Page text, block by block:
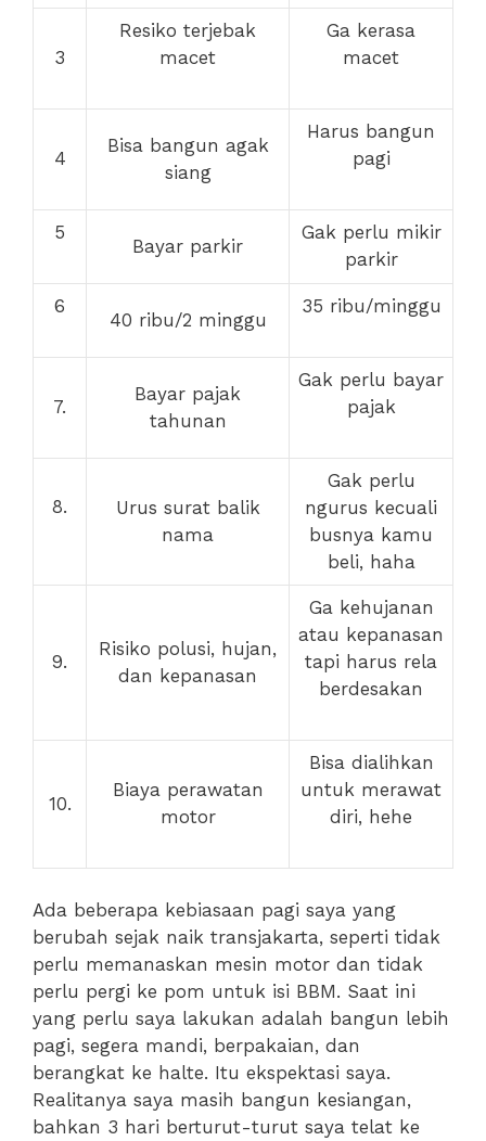
3
Resiko terjebak
macet
Ga kerasa
macet
4
Bisa bangun agak
siang
Harus bangun
pagi
5
Bayar parkir
Gak perlu mikir
parkir
6
40 ribu/2 minggu
35 ribu/minggu
7.
Bayar pajak
tahunan
Gak perlu bayar
pajak
8.
Urus surat balik
nama
Gak perlu
ngurus kecuali
busnya kamu
beli, haha
9.
Risiko polusi, hujan,
dan kepanasan
Ga kehujanan
atau kepanasan
tapi harus rela
berdesakan
10.
Biaya perawatan
motor
Bisa dialihkan
untuk merawat
diri, hehe
Ada beberapa kebiasaan pagi saya yang
berubah sejak naik transjakarta, seperti tidak
perlu memanaskan mesin motor dan tidak
perlu pergi ke pom untuk isi BBM. Saat ini
yang perlu saya lakukan adalah bangun lebih
pagi, segera mandi, berpakaian, dan
berangkat ke halte. Itu ekspektasi saya.
Realitanya saya masih bangun kesiangan,
bahkan 3 hari berturut-turut saya telat ke